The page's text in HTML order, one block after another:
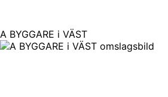
A BYGGARE i VÄST